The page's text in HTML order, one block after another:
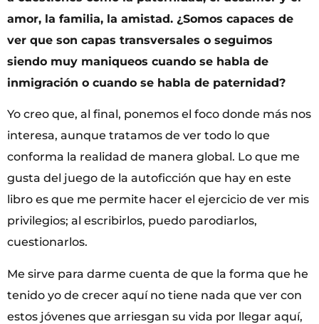
amor, la familia, la amistad. ¿Somos capaces de
ver que son capas transversales o seguimos
siendo muy maniqueos cuando se habla de
inmigración o cuando se habla de paternidad?
Yo creo que, al final, ponemos el foco donde más nos
interesa, aunque tratamos de ver todo lo que
conforma la realidad de manera global. Lo que me
gusta del juego de la autoficción que hay en este
libro es que me permite hacer el ejercicio de ver mis
privilegios; al escribirlos, puedo parodiarlos,
cuestionarlos.
Me sirve para darme cuenta de que la forma que he
tenido yo de crecer aquí no tiene nada que ver con
estos jóvenes que arriesgan su vida por llegar aquí,